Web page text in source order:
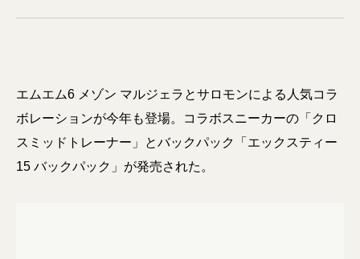
エムエム6 メゾン マルジェラとサロモンによる人気コラ
ボレーションが今年も登場。コラボスニーカーの「クロ
スミッドトレーナー」とバックパック「エックスティー
15 バックパック」が発売された。